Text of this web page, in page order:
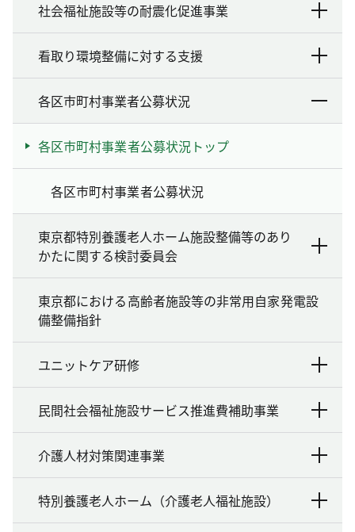
社会福祉施設等の耐震化促進事業
看取り環境整備に対する支援
各区市町村事業者公募状況
各区市町村事業者公募状況トップ
各区市町村事業者公募状況
東京都特別養護老人ホーム施設整備等のあり
かたに関する検討委員会
東京都における高齢者施設等の非常用自家発電設
備整備指針
ユニットケア研修
民間社会福祉施設サービス推進費補助事業
介護人材対策関連事業
特別養護老人ホーム（介護老人福祉施設）